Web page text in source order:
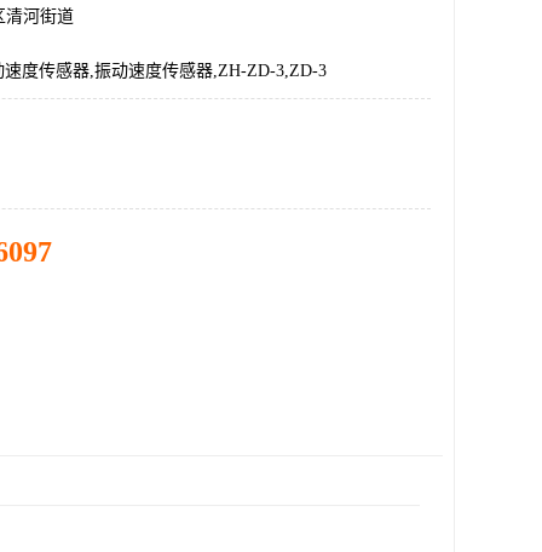
清河街道
度传感器,振动速度传感器,ZH-ZD-3,ZD-3